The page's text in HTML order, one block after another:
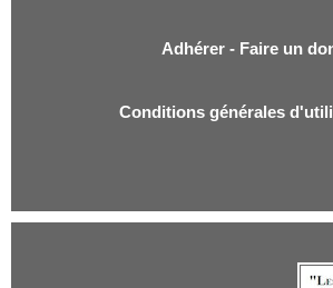
Adhérer - Faire un
Conditions générales